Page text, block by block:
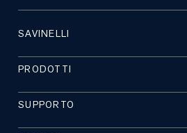
SAVINELLI
PRODOTTI
SUPPORTO